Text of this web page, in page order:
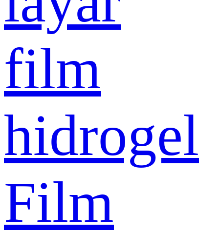
film
hidrogel
Film